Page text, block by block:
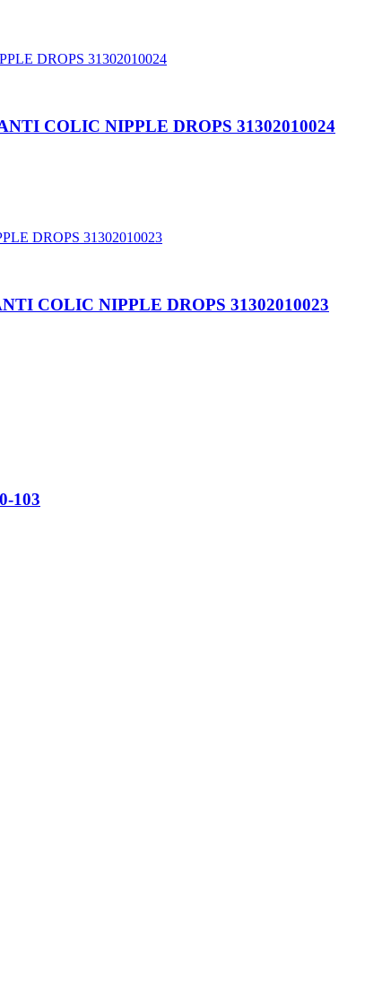
COLIC NIPPLE DROPS 31302010024
COLIC NIPPLE DROPS 31302010023
103